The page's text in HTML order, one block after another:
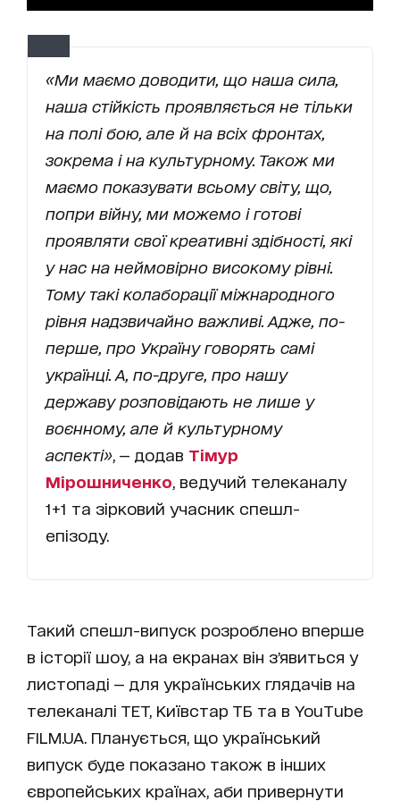
«Ми маємо доводити, що наша сила,
наша стійкість проявляється не тільки
на полі бою, але й на всіх фронтах,
зокрема і на культурному. Також ми
маємо показувати всьому світу, що,
попри війну, ми можемо і готові
проявляти свої креативні здібності, які
у нас на неймовірно високому рівні.
Тому такі колаборації міжнародного
рівня надзвичайно важливі. Адже, по-
перше, про Україну говорять самі
українці. А, по-друге, про нашу
державу розповідають не лише у
воєнному, але й культурному
аспекті» , — додав Тімур
Мірошниченко , ведучий телеканалу
1+1 та зірковий учасник спешл-
епізоду.
Такий спешл-випуск розроблено вперше
в історії шоу, а на екранах він зʼявиться у
листопаді — для українських глядачів на
телеканалі ТЕТ, Київстар ТБ та в YouTube
FILM.UA. Планується, що український
випуск буде показано також в інших
європейських країнах, аби привернути